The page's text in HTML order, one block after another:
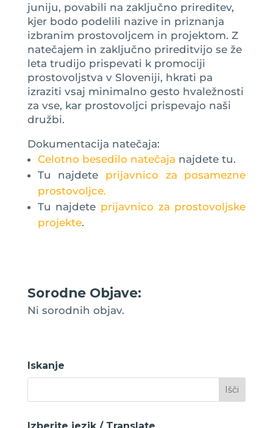
juniju, povabili na zaključno prireditev,
kjer bodo podelili nazive in priznanja
izbranim prostovoljcem in projektom. Z
natečajem in zaključno prireditvijo se že
leta trudijo prispevati k promociji
prostovoljstva v Sloveniji, hkrati pa
izraziti vsaj minimalno gesto hvaležnosti
za vse, kar prostovoljci prispevajo naši
družbi.
Dokumentacija natečaja:
Celotno besedilo natečaja najdete tu.
Tu najdete prijavnico za posamezne
prostovoljce.
Tu najdete prijavnico za prostovoljske
projekte.
Sorodne Objave:
Ni sorodnih objav.
Iskanje
Izberite jezik / Translate